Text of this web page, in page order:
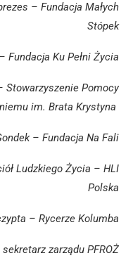
– Fundacja Małych
Stópek
Fundacja Ku Pełni Życia
Stowarzyszenie Pomocy
im. Brata Krystyna
– Fundacja Na Fali
Ludzkiego Życia – HLI
Polska
– Rycerze Kolumba
zarządu PFROŻ